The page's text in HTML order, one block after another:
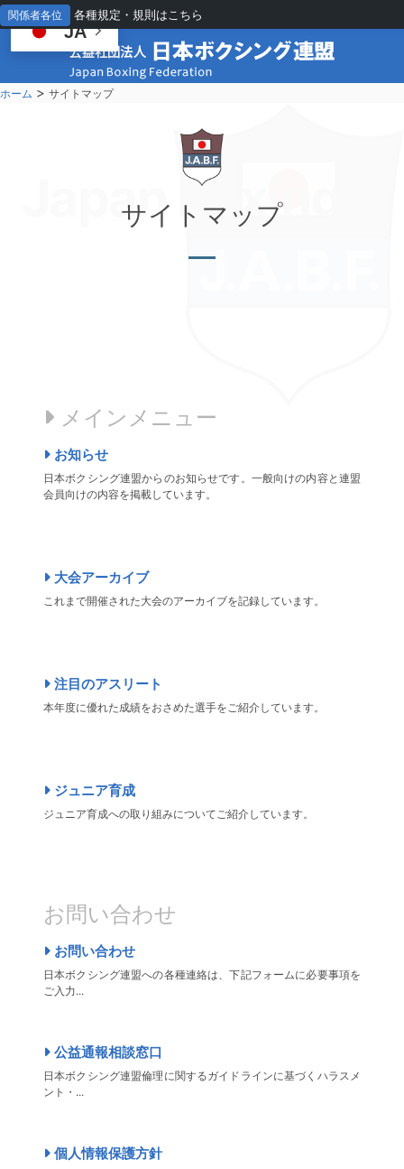
関係者各位 各種規定・規則はこちら
ホーム > サイトマップ
Japan Boxing
サイトマップ
メインメニュー
お知らせ
日本ボクシング連盟からのお知らせです。一般向けの内容と連盟
会員向けの内容を掲載しています。
大会アーカイブ
これまで開催された大会のアーカイブを記録しています。
注目のアスリート
本年度に優れた成績をおさめた選手をご紹介しています。
ジュニア育成
ジュニア育成への取り組みについてご紹介しています。
お問い合わせ
お問い合わせ
日本ボクシング連盟への各種連絡は、下記フォームに必要事項を
ご入力...
公益通報相談窓口
日本ボクシング連盟倫理に関するガイドラインに基づくハラスメ
ント・...
個人情報保護方針
JA